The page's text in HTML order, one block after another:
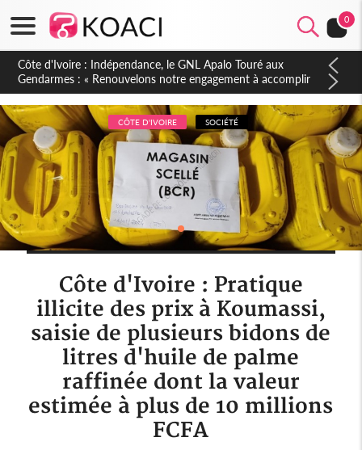
0
Sierra Leone : Un projet de réforme constitutionnelle en
gestation, points clés des amendements, un exclu d'avance
CÔTE D'IVOIRE SOCIÉTÉ
Côte d'Ivoire : Pratique
illicite des prix à Koumassi,
saisie de plusieurs bidons de
litres d'huile de palme
raffinée dont la valeur
estimée à plus de 10 millions
FCFA